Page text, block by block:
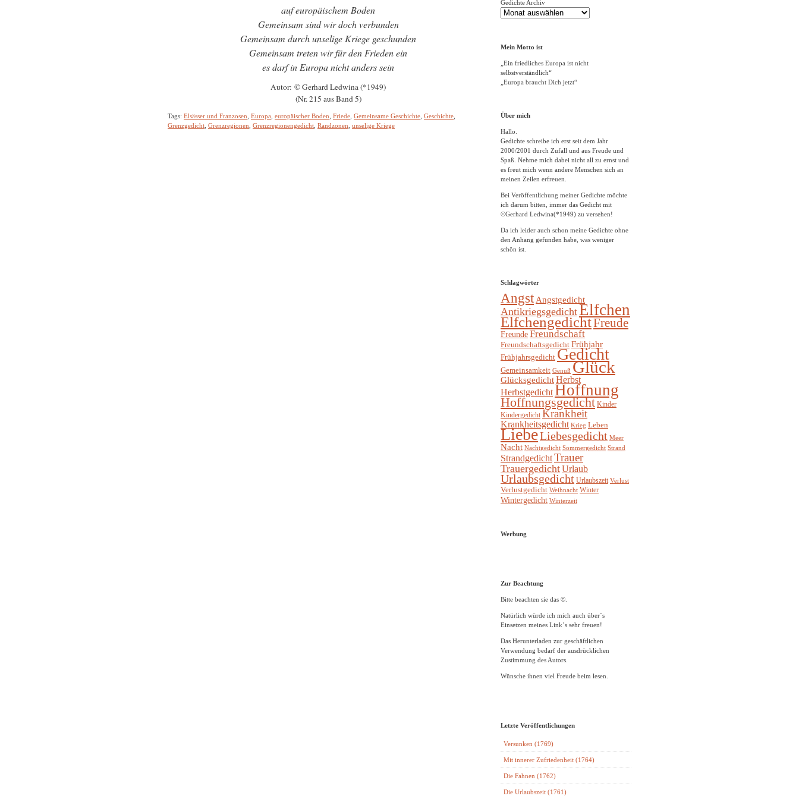
auf europäischem Boden
Gemeinsam sind wir doch verbunden
Gemeinsam durch unselige Kriege geschunden
Gemeinsam treten wir für den Frieden ein
es darf in Europa nicht anders sein
Autor: © Gerhard Ledwina (*1949)
(Nr. 215 aus Band 5)
Tags: Elsässer und Franzosen Europa europäischer Boden Friede Gemeinsame Geschichte Geschichte
Grenzgedicht Grenzregionen Grenzregionengedicht Randzonen unselige Kriege
Gedichte Archiv
Mein Motto ist
„Ein friedliches Europa ist nicht
selbstverständlich“
„Europa braucht Dich jetzt“
Über mich
Hallo.
Gedichte schreibe ich erst seit dem Jahr
2000/2001 durch Zufall und aus Freude und
Spaß. Nehme mich dabei nicht all zu ernst und
es freut mich wenn andere Menschen sich an
meinen Zeilen erfreuen.
Bei Veröffentlichung meiner Gedichte möchte
ich darum bitten, immer das Gedicht mit
©Gerhard Ledwina(*1949) zu versehen!
Da ich leider auch schon meine Gedichte ohne
den Anhang gefunden habe, was weniger
schön ist.
Schlagwörter
Angst Angstgedicht
AntikriegsgedichtElfchen
ElfchengedichtFreude
FreundeFreundschaft
Freundschaftsgedicht Frühjahr
Frühjahrsgedicht Gedicht
Gemeinsamkeit Genuß Glück
GlücksgedichtHerbst
HerbstgedichtHoffnung
Hoffnungsgedicht Kinder
Kindergedicht Krankheit
Krankheitsgedicht Krieg Leben
LiebeLiebesgedicht Meer
Nacht Nachtgedicht Sommergedicht Strand
StrandgedichtTrauer
TrauergedichtUrlaub
Urlaubsgedicht Urlaubszeit Verlust
Verlustgedicht Weihnacht Winter
Wintergedicht Winterzeit
Werbung
Zur Beachtung
Bitte beachten sie das ©.
Natürlich würde ich mich auch über´s
Einsetzen meines Link´s sehr freuen!
Das Herunterladen zur geschäftlichen
Verwendung bedarf der ausdrücklichen
Zustimmung des Autors.
Wünsche ihnen viel Freude beim lesen.
Letzte Veröffentlichungen
Versunken (1769)
Mit innerer Zufriedenheit (1764)
Die Fahnen (1762)
Die Urlaubszeit (1761)